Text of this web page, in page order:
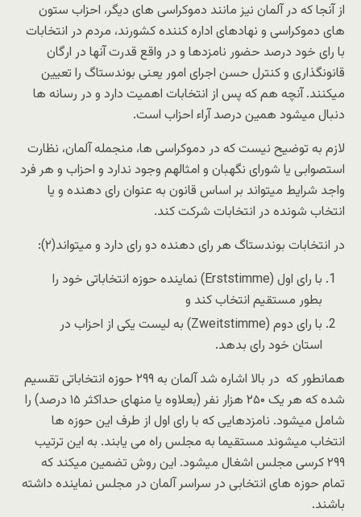
از آنجا که در آلمان نیز مانند دموکراسی های دیگر، احزاب ستون
های دموکراسی و نهادهای اداره کننده کشورند، مردم در انتخابات
با رای خود درصد حضور نامزدها و در واقع قدرت آنها در ارگان
قانونگذاری و کنترل حسن اجرای امور یعنی بوندستاگ را تعیین
میکنند. آنچه هم که پس از انتخابات اهمیت دارد و در رسانه ها
دنبال میشود همین درصد آراء احزاب است.
لازم به توضیح نیست که در دموکراسی ها، منجمله آلمان، نظارت
استصوابی یا شورای نگهبان و امثالهم وجود ندارد و احزاب و هر فرد
واجد شرایط میتواند بر اساس قانون به عنوان رای دهنده و یا
انتخاب شونده در انتخابات شرکت کند.
در انتخابات بوندستاگ هر رای دهنده دو رای دارد و میتواند(۲):
با رای اول (Erststimme) نماینده حوزه انتخاباتی خود را
بطور مستقیم انتخاب کند و
با رای دوم (Zweitstimme) به لیست یکی از احزاب در
استان خود رای بدهد.
همانطور که در بالا اشاره شد آلمان به ۲۹۹ حوزه انتخاباتی تقسیم
شده که هر یک ۲۵۰ هزار نفر (بعلاوه یا منهای حداکثر ۱۵ درصد) را
شامل میشود. نامزدهایی که با رای اول از طرف این حوزه ها
انتخاب میشوند مستقیما به مجلس راه می یابند. به این ترتیب
۲۹۹ کرسی مجلس اشغال میشود. این روش تضمین میکند که
تمام حوزه های انتخابی در سراسر آلمان در مجلس نماینده داشته
باشند.